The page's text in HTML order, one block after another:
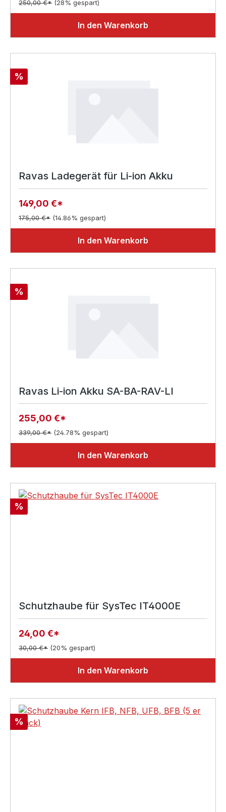
250,00 €* (28% gespart)
In den Warenkorb
Rabatt
%
Ravas Ladegerät für Li-ion Akku
149,00 €*
175,00 €* (14.86% gespart)
In den Warenkorb
Rabatt
%
Ravas Li-ion Akku SA-BA-RAV-LI
255,00 €*
339,00 €* (24.78% gespart)
In den Warenkorb
Rabatt
%
Schutzhaube für SysTec IT4000E
24,00 €*
30,00 €* (20% gespart)
In den Warenkorb
Rabatt
%